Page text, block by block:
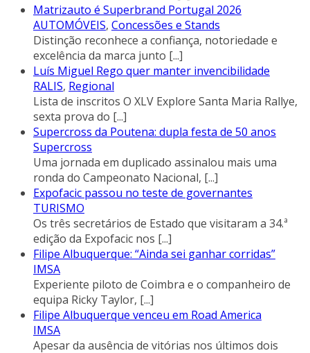
Matrizauto é Superbrand Portugal 2026
AUTOMÓVEIS, Concessões e Stands
Distinção reconhece a confiança, notoriedade e
excelência da marca junto [...]
Luís Miguel Rego quer manter invencibilidade
RALIS, Regional
Lista de inscritos O XLV Explore Santa Maria Rallye,
sexta prova do [...]
Supercross da Poutena: dupla festa de 50 anos
Supercross
Uma jornada em duplicado assinalou mais uma
ronda do Campeonato Nacional, [...]
Expofacic passou no teste de governantes
TURISMO
Os três secretários de Estado que visitaram a 34.ª
edição da Expofacic nos [...]
Filipe Albuquerque: “Ainda sei ganhar corridas”
IMSA
Experiente piloto de Coimbra e o companheiro de
equipa Ricky Taylor, [...]
Filipe Albuquerque venceu em Road America
IMSA
Apesar da ausência de vitórias nos últimos dois